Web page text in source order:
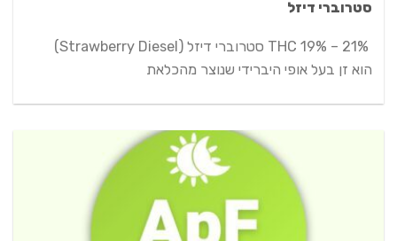
סטרוברי דיזל
THC 19% – 21% סטרוברי דיזל (Strawberry Diesel)
הוא זן בעל אופי היברידי שנוצר מהכלאת